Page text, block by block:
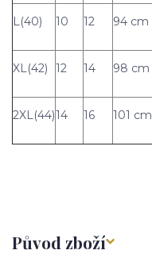
L(40) 10 12 94 cm
XL(42) 12 14 98 cm
2XL(44)14 16 101 cm
Původ zboží